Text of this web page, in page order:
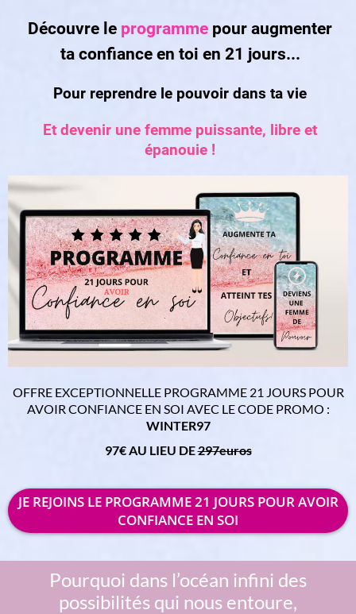
Découvre le programme pour augmenter
ta confiance en toi en 21 jours...
Pour reprendre le pouvoir dans ta vie
Et devenir une femme puissante, libre et
épanouie !
OFFRE EXCEPTIONNELLE PROGRAMME 21 JOURS POUR
AVOIR CONFIANCE EN SOI AVEC LE CODE PROMO :
WINTER97
97€ AU LIEU DE297euros
JE REJOINS LE PROGRAMME 21 JOURS POUR AVOIR
CONFIANCE EN SOI
Pourquoi dans l’océan infini des
possibilités qui nous entoure,